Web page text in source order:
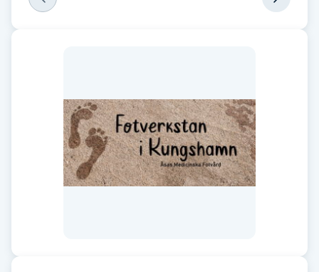
F
Fet hårbotten
Fettreducering
Fillers